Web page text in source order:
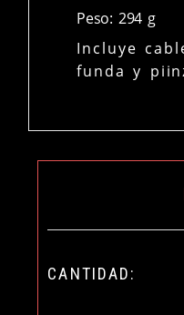
Peso: 294 g
Incluye
funda y
CANTIDAD: